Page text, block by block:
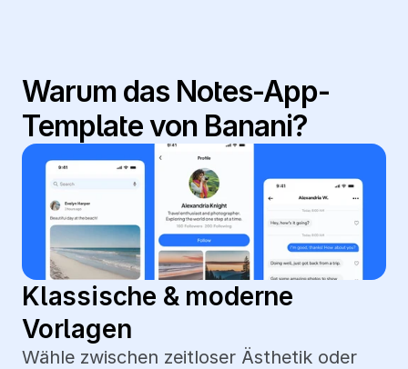
Warum das Notes-App-
Template von Banani?
Klassische & moderne
Vorlagen
Wähle zwischen zeitloser Ästhetik oder